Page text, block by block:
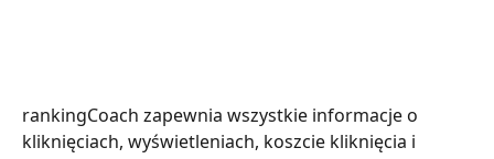
rankingCoach zapewnia wszystkie informacje o
kliknięciach, wyświetleniach, koszcie kliknięcia i